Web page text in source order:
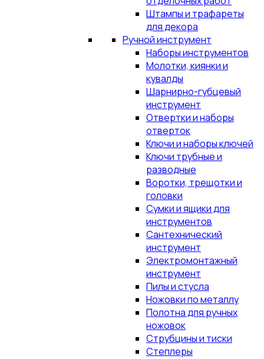
Штампы и трафареты
для декора
Ручной инструмент
Наборы инструментов
Молотки, киянки и
кувалды
Шарнирно-губцевый
инструмент
Отвертки и наборы
отверток
Ключи и наборы ключей
Ключи трубные и
разводные
Воротки, трещотки и
головки
Сумки и ящики для
инструментов
Сантехнический
инструмент
Электромонтажный
инструмент
Пилы и стусла
Ножовки по металлу
Полотна для ручных
ножовок
Струбцины и тиски
Степлеры